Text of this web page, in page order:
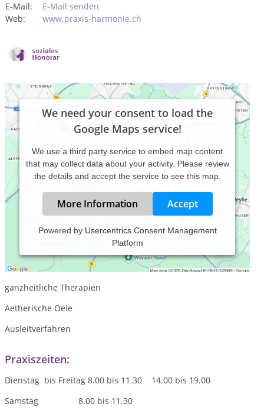
E-Mail:
E-Mail senden
Web:
www.praxis-harmonie.ch
We need your consent to load the
Google Maps service!
We use a third party service to embed map content
that may collect data about your activity. Please review
the details and accept the service to see this map.
More Information Accept
Powered by Usercentrics Consent Management
Platform
Massagen
ganzheitliche Therapien
Aetherische Oele
Ausleitverfahren
Praxiszeiten:
Dienstag bis Freitag 8.00 bis 11.30 14.00 bis 19.00
Samstag 8.00 bis 11.30